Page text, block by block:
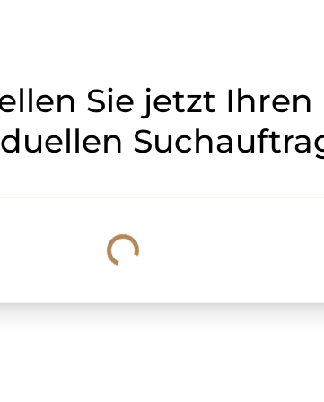
Sie jetzt Ihren